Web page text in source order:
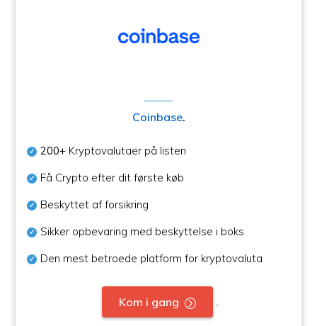
Coinbase.
200+ Kryptovalutaer på listen
Få Crypto efter dit første køb
Beskyttet af forsikring
Sikker opbevaring med beskyttelse i boks
Den mest betroede platform for kryptovaluta
Kom i gang .